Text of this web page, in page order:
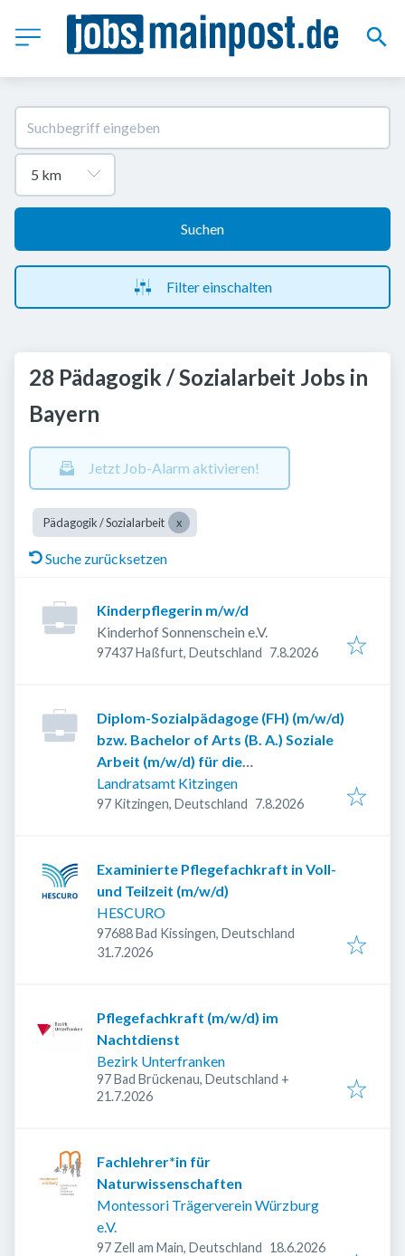
Suchen
Filter einschalten
28 Pädagogik / Sozialarbeit Jobs in
Bayern
Jetzt Job-Alarm aktivieren!
Pädagogik / Sozialarbeit
Suche zurücksetzen
Kinderpflegerin m/w/d
Kinderhof Sonnenschein e.V.
97437 Haßfurt, Deutschland Veröffentlicht:
7.8.2026
Diplom-Sozialpädagoge (FH) (m/w/d)
bzw. Bachelor of Arts (B. A.) Soziale
Arbeit (m/w/d) für die
Bezirkssozialarbeit
Landratsamt Kitzingen
97 Kitzingen, Deutschland Veröffentlicht
7.8.2026
Examinierte Pflegefachkraft in Voll-
und Teilzeit (m/w/d)
HESCURO
97688 Bad Kissingen, Deutschland
Veröffentlicht
31.7.2026
Pflegefachkraft (m/w/d) im
Nachtdienst
Bezirk Unterfranken
97 Bad Brückenau, Deutschland +
Veröffentlicht
21.7.2026
Fachlehrer*in für
Naturwissenschaften
Montessori Trägerverein Würzburg
e.V.
97 Zell am Main, Deutschland Veröffentlicht
18.6.2026